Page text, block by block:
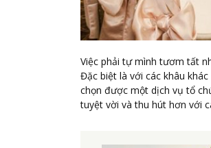
Việc phải tự mình tươm tất
Đặc biệt là với các khâu
chọn được một dịch vụ tổ
tuyệt vời và thu hút hơn với